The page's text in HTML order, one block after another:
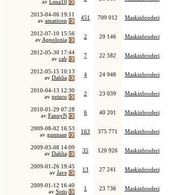
av Lena10
2013-04-06 19:11
av amatören 451 709 012 Maskinbroderi
2012-07-10 15:56
av Appolonia 2 20 146 Maskinbroderi
2012-05-30 17:44
av cab 7 22 582 Maskinbroderi
2012-05-15 10:13
av Dahlia 4 24 948 Maskinbroderi
2010-04-13 12:30
av peinro 2 23 039 Maskinbroderi
2010-01-29 07:28
av FannyN 6 40 201 Maskinbroderi
2009-08-02 16:53
av gunnsan 163 375 771 Maskinbroderi
2009-03-08 14:09
av Dahlia 35 120 926 Maskinbroderi
2009-01-26 19:45
av Jave 13 27 241 Maskinbroderi
2009-01-12 16:40
av Sotis 1 23 736 Maskinbroderi